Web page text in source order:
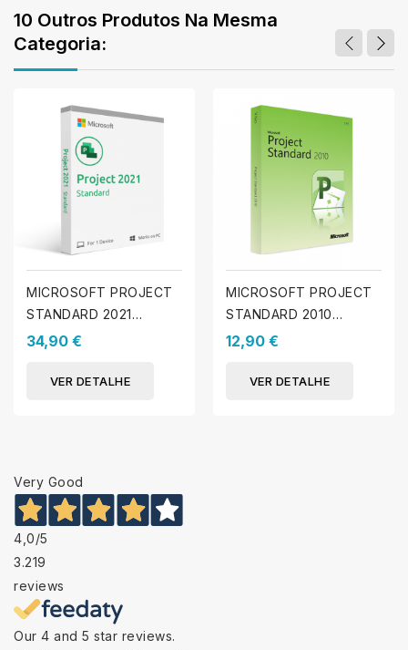
10 Outros Produtos Na Mesma
Categoria:
MICROSOFT PROJECT
STANDARD 2021
(WINDOWS)
34,90 €
VER DETALHE
MICROSOFT PROJECT
STANDARD 2010
(WINDOWS)
12,90 €
VER DETALHE
Very Good
4,0/5
3.219
reviews
Our 4 and 5 star reviews.